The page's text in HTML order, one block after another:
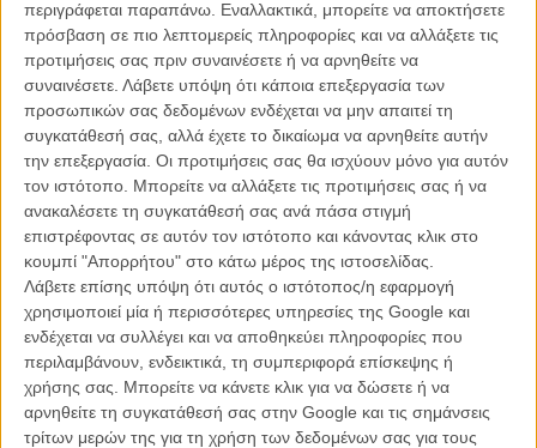
περιγράφεται παραπάνω. Εναλλακτικά, μπορείτε να αποκτήσετε
πρόσβαση σε πιο λεπτομερείς πληροφορίες και να αλλάξετε τις
προτιμήσεις σας πριν συναινέσετε ή να αρνηθείτε να
συναινέσετε. Λάβετε υπόψη ότι κάποια επεξεργασία των
προσωπικών σας δεδομένων ενδέχεται να μην απαιτεί τη
συγκατάθεσή σας, αλλά έχετε το δικαίωμα να αρνηθείτε αυτήν
την επεξεργασία. Οι προτιμήσεις σας θα ισχύουν μόνο για αυτόν
τον ιστότοπο. Μπορείτε να αλλάξετε τις προτιμήσεις σας ή να
ανακαλέσετε τη συγκατάθεσή σας ανά πάσα στιγμή
επιστρέφοντας σε αυτόν τον ιστότοπο και κάνοντας κλικ στο
κουμπί "Απορρήτου" στο κάτω μέρος της ιστοσελίδας.
Λάβετε επίσης υπόψη ότι αυτός ο ιστότοπος/η εφαρμογή
χρησιμοποιεί μία ή περισσότερες υπηρεσίες της Google και
ενδέχεται να συλλέγει και να αποθηκεύει πληροφορίες που
περιλαμβάνουν, ενδεικτικά, τη συμπεριφορά επίσκεψης ή
χρήσης σας. Μπορείτε να κάνετε κλικ για να δώσετε ή να
αρνηθείτε τη συγκατάθεσή σας στην Google και τις σημάνσεις
τρίτων μερών της για τη χρήση των δεδομένων σας για τους
Με τον σκηνοθέτη του Ντίλαν Σάουθερν
«Εχουμε όλοι συγκρουστεί με την απώλεια. Στα 47 μου χρόνια την
έχω κι εγώ συναντήσει πολλές φορές. Δεν ήθελα να κάνω κάτι που
έχουμε ξαναδεί - ένα δράμα για έναν χήρο πατέρα με δύο παιδιά.
Αυτό το βιβλίο, το οποίο γνώριζα και αγαπούσα, το είχα φανταστεί
ως ταινία. Δεν ήξερα αν θα μπορέσω ποτέ να το κάνω. Είχε γίνει και
μία καταπληκτική παράσταση με τον Κίλιαν Μέρφι, ο οποίος ήταν
εξαιρετικός, αλλά εγώ το διάβαζα και το ονειρευόμουν στο σινεμά.
Από την πρώτη στιγμή...»